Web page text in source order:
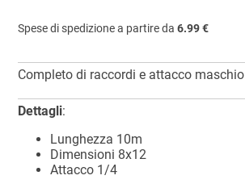
Spese di spedizione a partire da6.99 €
Completo di raccordi e attacco maschio
Dettagli:
Lunghezza 10m
Dimensioni 8x12
Attacco 1/4